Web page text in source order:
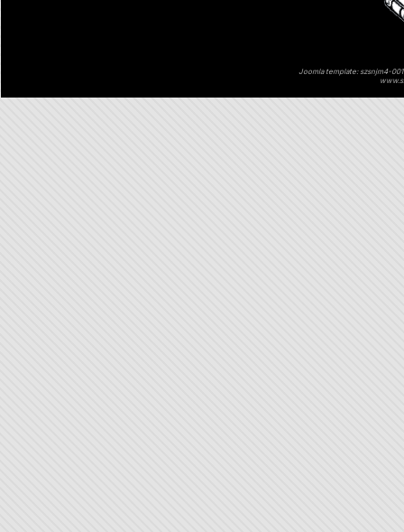
Joomla template: szsnjm4-